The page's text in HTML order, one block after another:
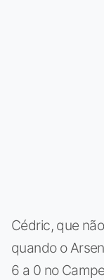
Cédric, que
quando o
6 a 0 no